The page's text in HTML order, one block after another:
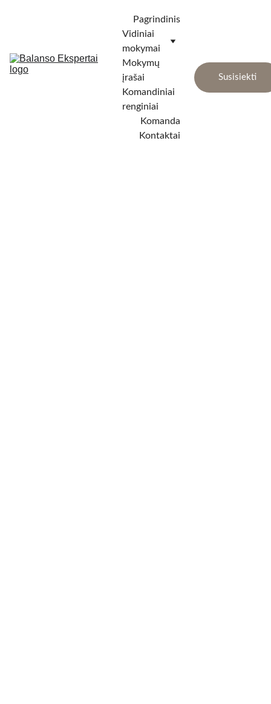
Pagrindinis
Vidiniai
mokymai
Mokymų
įrašai
Komandiniai
renginiai
Komanda
Kontaktai
Susisiekti